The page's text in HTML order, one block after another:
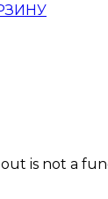
is not a